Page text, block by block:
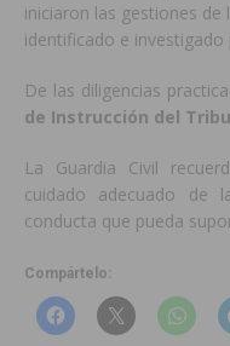
iniciaron las gestiones
identificado e
De las diligencias
de Instrucción del
La Guardia Civil
cuidado adecuado de
conducta que pueda
Compártelo: